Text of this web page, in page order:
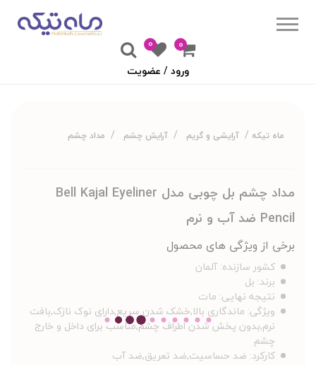
۰
0
ورود / عضویت
ماه تیکه آرایشی و گریم آرایش چشم مداد چشم
مداد چشم بل چوبی مدل Bell Kajal Eyeliner
Pencil ضد آب و نرم
برخی از ویژگی های محصول
کشور سازنده: آلمان
برند: بل
نتیجه نهایی: مات
ویژگی: ماندگاری بالا,خشک شدن سریع,دارای نوک نازک,بافت
نرم,بدون پخش شدن اطراف چشم,مناسب برای داخل و خارج
چشم
کارکرد: ضد حساسیت,ضد تعریق,ضد آب